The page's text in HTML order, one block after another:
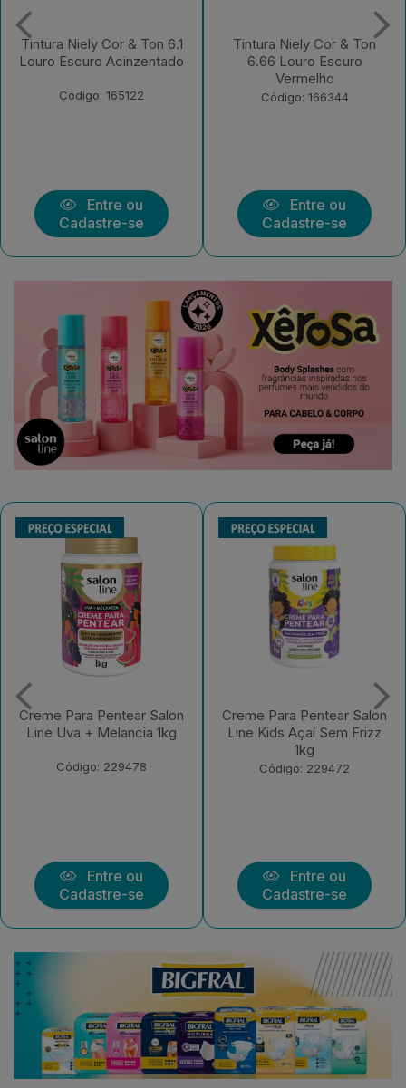
Tintura Niely Cor & Ton
6.66 Louro Escuro
Código: 166344
Entre ou
Cadastre-se
Tintura Niely Cor & Ton
11.11 Prata
Código: 180189
Entre ou
Cadastre-se
Creme Para Pentear Salon
Line Kids Açaí Sem Frizz
Código: 229472
Entre ou
Cadastre-se
Gelatina Salon Line
#Todecacho Kids
Morango 550g
Código: 226378
Entre ou
Cadastre-se